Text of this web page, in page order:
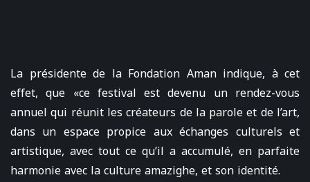
La présidente de la Fondation Aman indique, à cet
effet, que «ce festival est devenu un rendez-vous
annuel qui réunit les créateurs de la parole et de l’art,
dans un espace propice aux échanges culturels et
artistique, avec tout ce qu’il a accumulé, en parfaite
harmonie avec la culture amazighe, et son identité.